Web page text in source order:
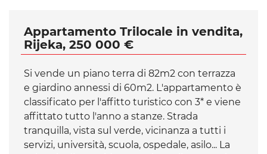
Appartamento Trilocale in vendita,
Rijeka, 250 000 €
Si vende un piano terra di 82m2 con terrazza
e giardino annessi di 60m2. L'appartamento è
classificato per l'affitto turistico con 3* e viene
affittato tutto l'anno a stanze. Strada
tranquilla, vista sul verde, vicinanza a tutti i
servizi, università, scuola, ospedale, asilo... La